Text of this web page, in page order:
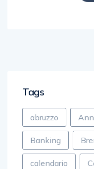
Tags
abruzzo
Banking
calendario